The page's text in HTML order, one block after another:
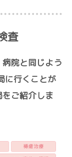
査
院と同じよう
に行くことが
ご紹介しま